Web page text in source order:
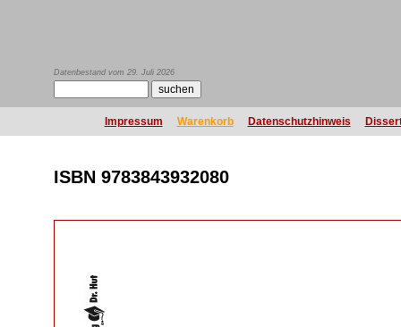
Datenbestand vom 29. Juli 2026
Impressum Warenkorb Datenschutzhinweis
ISBN 9783843932080